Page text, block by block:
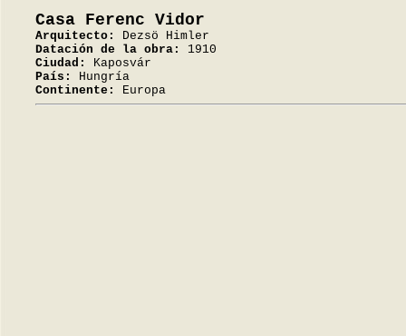
Casa Ferenc Vidor
Arquitecto:
Dezsö Himler
Datación de la obra:
1910
Ciudad:
Kaposvár
País:
Hungría
Continente:
Europa